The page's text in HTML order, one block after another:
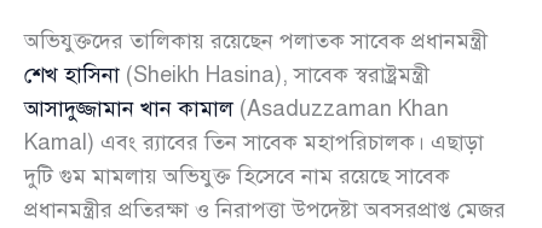
অভিযুক্তদের তালিকায় রয়েছেন পলাতক সাবেক প্রধানমন্ত্রী
শেখ হাসিনা (Sheikh Hasina), সাবেক স্বরাষ্ট্রমন্ত্রী
আসাদুজ্জামান খান কামাল(Asaduzzaman Khan
Kamal) এবং র‍্যাবের তিন সাবেক মহাপরিচালক। এছাড়া
দুটি গুম মামলায় অভিযুক্ত হিসেবে নাম রয়েছে সাবেক
প্রধানমন্ত্রীর প্রতিরক্ষা ও নিরাপত্তা উপদেষ্টা অবসরপ্রাপ্ত মেজর